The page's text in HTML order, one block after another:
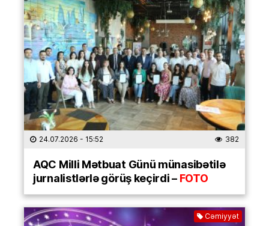
24.07.2026 - 15:52 382
AQC Milli Mətbuat Günü münasibətilə
jurnalistlərlə görüş keçirdi –FOTO
Cəmiyyət